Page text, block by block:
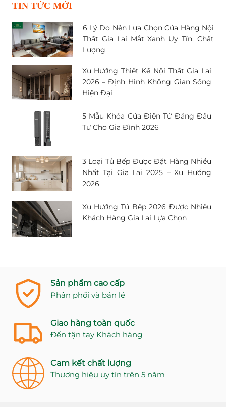
TIN TỨC MỚI
6 Lý Do Nên Lựa Chọn Cửa Hàng Nội
Thất Gia Lai Mắt Xanh Uy Tín, Chất
Lượng
Xu Hướng Thiết Kế Nội Thất Gia Lai
2026 – Định Hình Không Gian Sống
Hiện Đại
5 Mẫu Khóa Cửa Điện Tử Đáng Đầu
Tư Cho Gia Đình 2026
3 Loại Tủ Bếp Được Đặt Hàng Nhiều
Nhất Tại Gia Lai 2025 – Xu Hướng
2026
Xu Hướng Tủ Bếp 2026 Được Nhiều
Khách Hàng Gia Lai Lựa Chọn
Sản phẩm cao cấp
Phân phối và bán lẻ
Giao hàng toàn quốc
Đến tận tay Khách hàng
Cam kết chất lượng
Thương hiệu uy tín trên 5 năm